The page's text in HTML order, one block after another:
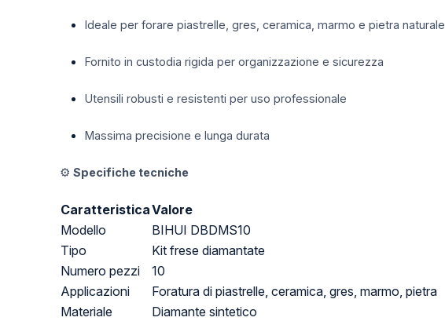
Ideale per forare piastrelle, gres, ceramica, marmo e pietra naturale
Fornito in custodia rigida per organizzazione e sicurezza
Utensili robusti e resistenti per uso professionale
Massima precisione e lunga durata
⚙️ Specifiche tecniche
CaratteristicaValore
Modello
BIHUI DBDMS10
Tipo
Kit frese diamantate
Numero pezzi
10
Applicazioni
Foratura di piastrelle, ceramica, gres, marmo, pietra
Materiale
Diamante sintetico